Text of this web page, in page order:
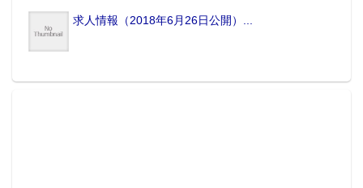
求人情報（2018年6月26日公開）...